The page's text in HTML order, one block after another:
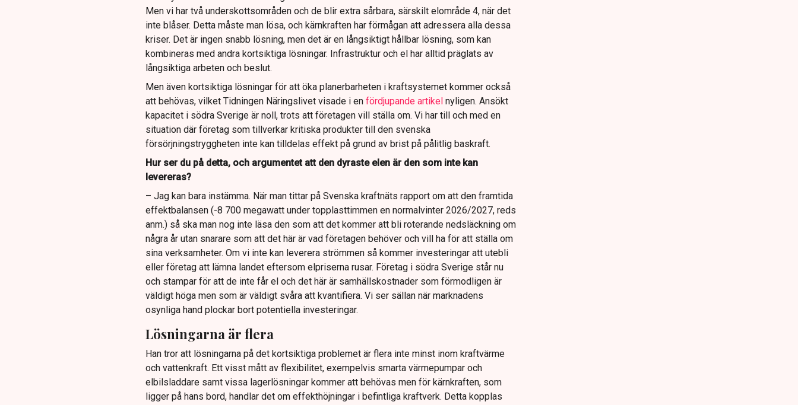
Men vi har två underskottsområden och de blir extra sårbara, särskilt elområde 4, när det
inte blåser. Detta måste man lösa, och kärnkraften har förmågan att adressera alla dessa
kriser. Det är ingen snabb lösning, men det är en långsiktigt hållbar lösning, som kan
kombineras med andra kortsiktiga lösningar. Infrastruktur och el har alltid präglats av
långsiktiga arbeten och beslut.
Men även kortsiktiga lösningar för att öka planerbarheten i kraftsystemet kommer också
att behövas, vilket Tidningen Näringslivet visade i en fördjupande artikel nyligen. Ansökt
kapacitet i södra Sverige är noll, trots att företagen vill ställa om. Vi har till och med en
situation där företag som tillverkar kritiska produkter till den svenska
försörjningstryggheten inte kan tilldelas effekt på grund av brist på pålitlig baskraft.
Hur ser du på detta, och argumentet att den dyraste elen är den som inte kan
levereras?
– Jag kan bara instämma. När man tittar på Svenska kraftnäts rapport om att den framtida
effektbalansen (-8 700 megawatt under topplasttimmen en normalvinter 2026/2027, reds
anm.) så ska man nog inte läsa den som att det kommer att bli roterande nedsläckning om
några år utan snarare som att det här är vad företagen behöver och vill ha för att ställa om
sina verksamheter. Om vi inte kan leverera strömmen så kommer investeringar att utebli
eller företag att lämna landet eftersom elpriserna rusar. Företag i södra Sverige står nu
och stampar för att de inte får el och det här är samhällskostnader som förmodligen är
väldigt höga men som är väldigt svåra att kvantifiera. Vi ser sällan när marknadens
osynliga hand plockar bort potentiella investeringar.
Lösningarna är flera
Han tror att lösningarna på det kortsiktiga problemet är flera inte minst inom kraftvärme
och vattenkraft. Ett visst mått av flexibilitet, exempelvis smarta värmepumpar och
elbilsladdare samt vissa lagerlösningar kommer att behövas men för kärnkraften, som
ligger på hans bord, handlar det om effekthöjningar i befintliga kraftverk. Detta kopplas